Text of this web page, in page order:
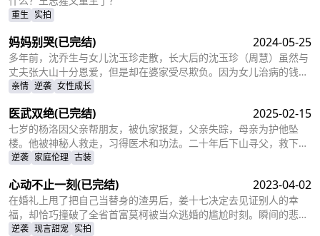
重生 实拍
妈妈别哭(已完结) 2024-05-25
多年前，沈乔生与女儿沈玉珍走散，长大后的沈玉珍（周慧）虽然与
丈夫张大山十分恩爱，但是却在婆家受尽欺负。因为女儿治病的钱被
婆婆抢走，丈夫为了赚快钱意外“死亡”，周慧肚子里的二胎也因为婆
女儿，却不想自己的婆婆和小叔子一家正在谋算着将丈夫的高额抚恤
金据为己有，而此时的沈乔生也匆匆赶到......
亲情 逆袭 女性成长
医武双绝(已完结) 2025-02-15
七岁的杨洛因父亲帮朋友，被仇家报复，父亲失踪，母亲为护他坠
楼。他被神秘人救走，习得医术和功法。二十年后下山寻父，救下被
跟踪的苏轻眉和她小姨，又因柳家女儿当日结婚退了婚约，被苏轻眉
踪与裴家有关，裴家背靠京都五大豪门。为找父亲，他提升实力，婚
后与苏轻眉一同前往京都。
逆袭 家庭伦理 古装
心动不止一刻(已完结) 2023-04-02
在婚礼上甩了把自己当替身的渣男后，姜十七决定去见证别人的幸
福，却恰巧撞破了全省首富莫柯被当众逃婚的尴尬时刻。瞬间的悲愤
交加，让姜十七鼓起勇气见义勇为，上台演着戏嫁给了莫柯。但姜十
逆袭 现言甜宠 实拍